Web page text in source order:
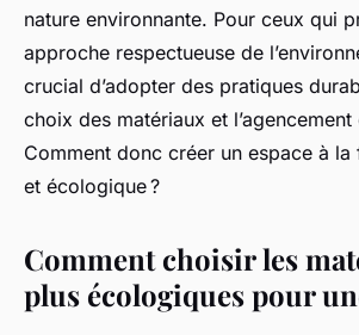
nature environnante. Pour ceux qui
approche respectueuse de
crucial d’adopter des pratiques
choix des matériaux et l’agencement
Comment donc créer un espace à
et écologique ?
Comment choisir les
plus écologiques pour